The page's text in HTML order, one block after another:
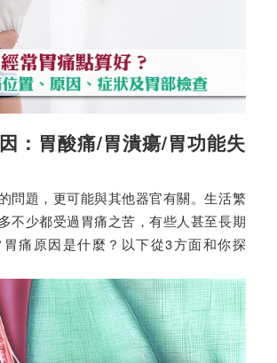
：胃酸痛/胃潰瘍/胃功能失
問題，更可能與其他器官有關。生活繁
不少都受過胃痛之苦，有些人甚至長期
痛原因是什麼？以下從3方面和你探